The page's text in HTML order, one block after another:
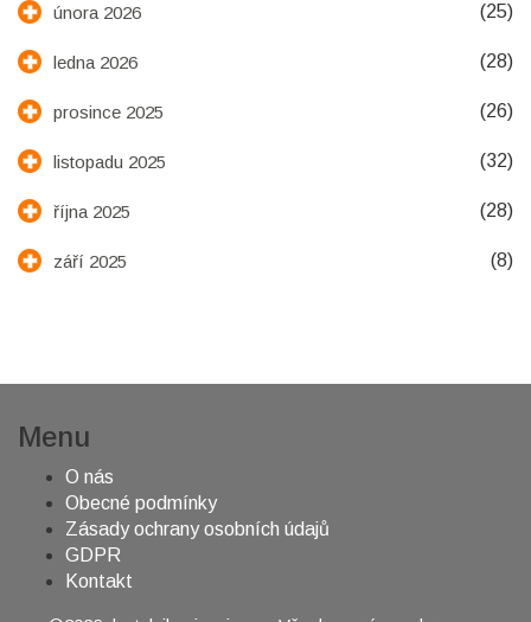
února 2026 (25)
ledna 2026 (28)
prosince 2025 (26)
listopadu 2025 (32)
října 2025 (28)
září 2025 (8)
Menu
O nás
Obecné podmínky
Zásady ochrany osobních údajů
GDPR
Kontakt